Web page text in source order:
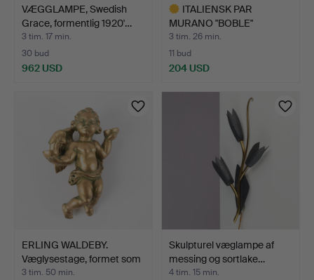
VÆGGLAMPE, Swedish
Grace, formentlig 1920'…
3 tim. 17 min.
30 bud
962 USD
ITALIENSK PAR
MURANO "BOBLE"
GLASVÆGLAMPER…
3 tim. 26 min.
11 bud
204 USD
ERLING WALDEBY.
Væglysestage, formet som
e…
3 tim. 50 min.
Skulpturel væglampe af
messing og sortlake…
4 tim. 15 min.